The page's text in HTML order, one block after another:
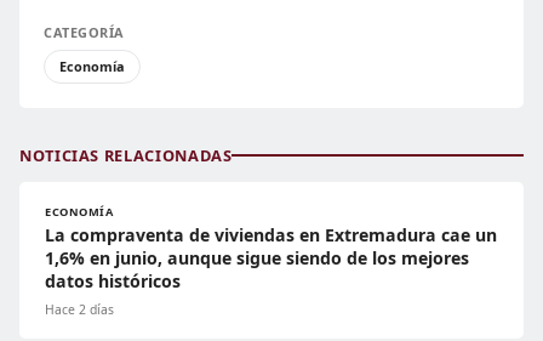
CATEGORÍA
Economía
NOTICIAS RELACIONADAS
ECONOMÍA
La compraventa de viviendas en Extremadura cae un
1,6% en junio, aunque sigue siendo de los mejores
datos históricos
Hace 2 días